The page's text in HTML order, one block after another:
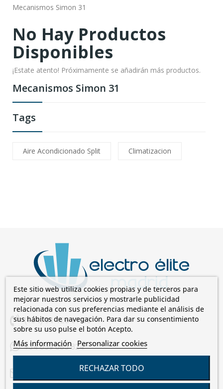
Mecanismos Simon 31
Tags
Aire Acondicionado Split Climatizacion
Mecanismos Simon 31
No Hay Productos
Disponibles
¡Estate atento! Próximamente se añadirán más productos.
(+34) 91 128 67 00
+34 659 085 824
comercial@electroelite.es
Este sitio web utiliza cookies propias y de terceros para
mejorar nuestros servicios y mostrarle publicidad
relacionada con sus preferencias mediante el análisis de
sus hábitos de navegación. Para dar su consentimiento
sobre su uso pulse el botón Acepto.
Más información Personalizar cookies
RECHAZAR TODO